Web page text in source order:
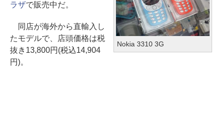
Nokia 3310 3G
ラザで販売中だ。
同店が海外から直輸入し
たモデルで、店頭価格は税
抜き13,800円(税込14,904
円)。